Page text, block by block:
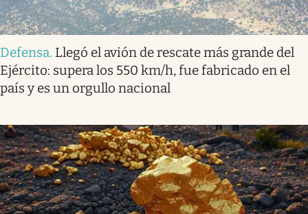
Defensa. Llegó el avión de rescate más grande del
Ejército: supera los 550 km/h, fue fabricado en el
país y es un orgullo nacional